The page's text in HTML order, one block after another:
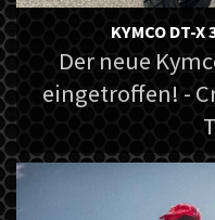
KYMCO DT-X
Der neue
eingetroffen! -